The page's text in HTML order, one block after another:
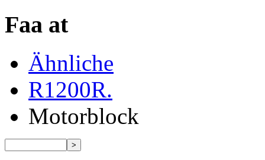
Faa at
Ähnliche
R1200R.
Motorblock